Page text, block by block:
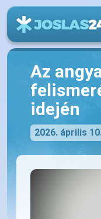
Az
idején
2026. április